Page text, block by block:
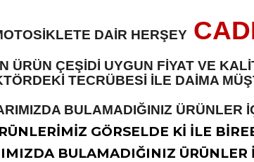
DAİR HERŞEY
ÜRÜN ÇEŞİDİ UYGUN FİYAT VE
TECRÜBESİ İLE DAİMA
BULAMADIĞINIZ ÜRÜNLER
GÖRSELDE Kİ İLE
BULAMADIĞINIZ ÜRÜNLER